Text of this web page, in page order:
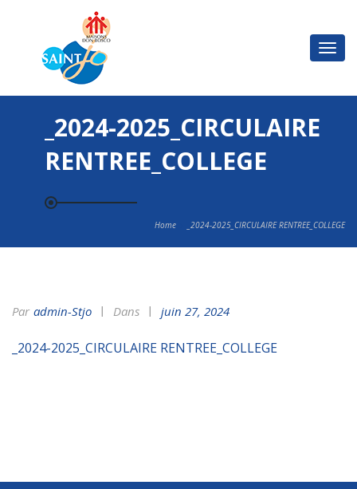
_2024-2025_CIRCULAIRE
RENTREE_COLLEGE
Home _2024-2025_CIRCULAIRE RENTREE_COLLEGE
Par Admin-Stjo Dans juin 27, 2024
_2024-2025_CIRCULAIRE RENTREE_COLLEGE